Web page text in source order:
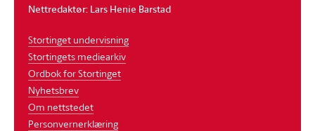
Nettredaktør: Lars Henie Barstad
Stortinget undervisning
Stortingets mediearkiv
Ordbok for Stortinget
Nyhetsbrev
Om nettstedet
Personvernerklæring